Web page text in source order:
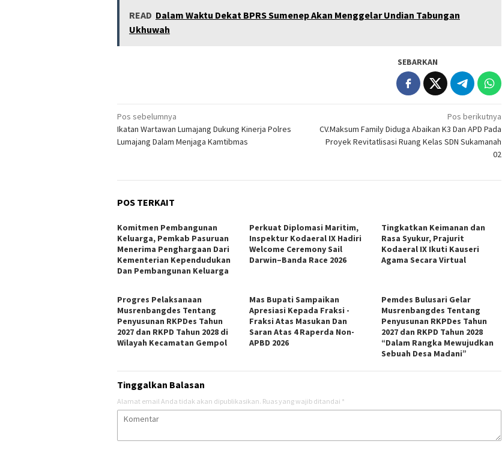
READ Dalam Waktu Dekat BPRS Sumenep Akan Menggelar Undian Tabungan
Ukhuwah
SEBARKAN
Navigasi
pos
Pos sebelumnya
Ikatan Wartawan Lumajang Dukung Kinerja Polres
Lumajang Dalam Menjaga Kamtibmas
Pos berikutnya
CV.Maksum Family Diduga Abaikan K3 Dan APD Pada
Proyek Revitatlisasi Ruang Kelas SDN Sukamanah
02
POS TERKAIT
Komitmen Pembangunan
Keluarga, Pemkab Pasuruan
Menerima Penghargaan Dari
Kementerian Kependudukan
Dan Pembangunan Keluarga
Perkuat Diplomasi Maritim,
Inspektur Kodaeral IX Hadiri
Welcome Ceremony Sail
Darwin–Banda Race 2026
Tingkatkan Keimanan dan
Rasa Syukur, Prajurit
Kodaeral IX Ikuti Kauseri
Agama Secara Virtual
Progres Pelaksanaan
Musrenbangdes Tentang
Penyusunan RKPDes Tahun
2027 dan RKPD Tahun 2028 di
Wilayah Kecamatan Gempol
Mas Bupati Sampaikan
Apresiasi Kepada Fraksi -
Fraksi Atas Masukan Dan
Saran Atas 4 Raperda Non-
APBD 2026
Pemdes Bulusari Gelar
Musrenbangdes Tentang
Penyusunan RKPDes Tahun
2027 dan RKPD Tahun 2028
“Dalam Rangka Mewujudkan
Sebuah Desa Madani”
Tinggalkan Balasan
Alamat email Anda tidak akan dipublikasikan. Ruas yang wajib ditandai *